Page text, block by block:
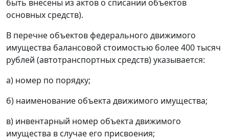
быть внесены из актов о списании объектов
основных средств).
В перечне объектов федерального движимого
имущества балансовой стоимостью более 400 тысяч
рублей (автотранспортных средств) указывается:
а) номер по порядку;
б) наименование объекта движимого имущества;
в) инвентарный номер объекта движимого
имущества в случае его присвоения;